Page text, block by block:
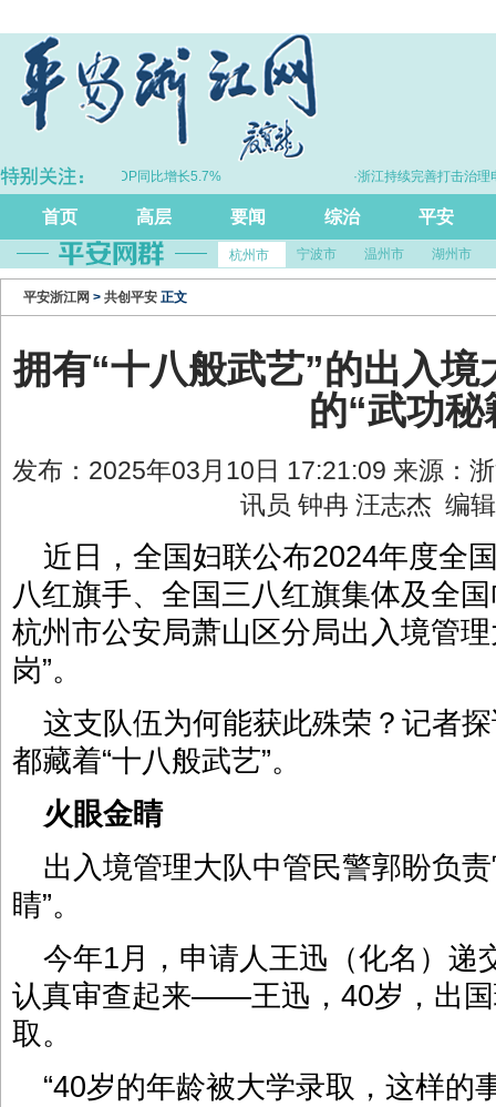
·上半年浙江GDP同比增长5.7% ·浙江持续完善打击治理电诈
首页 高层 要闻 综治 平安
杭州市 宁波市 温州市 湖州市
平安浙江网 > 共创平安 正文
拥有“十八般武艺”的出入
的“武功秘
发布：2025年03月10日 17:21:09 来源：
讯员 钟冉 汪志杰 编
近日，全国妇联公布2024年度全
八红旗手、全国三八红旗集体及全
杭州市公安局萧山区分局出入境管
岗”。
这支队伍为何能获此殊荣？记者
都藏着“十八般武艺”。
火眼金睛
出入境管理大队中管民警郭盼负
睛”。
今年1月，申请人王迅（化名）递
认真审查起来——王迅，40岁，出
取。
“40岁的年龄被大学录取，这样的